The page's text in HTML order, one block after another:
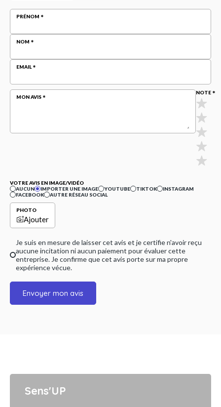
PRÉNOM
NOM
EMAIL
MON AVIS
NOTE
VOTRE AVIS EN IMAGE/VIDÉO
AUCUN
IMPORTER UNE IMAGE YOUTUBE TIKTOK
INSTAGRAM
FACEBOOK
AUTRE RÉSEAU SOCIAL
PHOTO
Ajouter
Je suis en mesure de laisser cet avis et je certifie n'avoir reçu
aucune incitation ni aucun paiement pour évaluer cette
entreprise. Je confirme que cet avis porte sur ma propre
expérience vécue.
Envoyer mon avis
Sens'UP